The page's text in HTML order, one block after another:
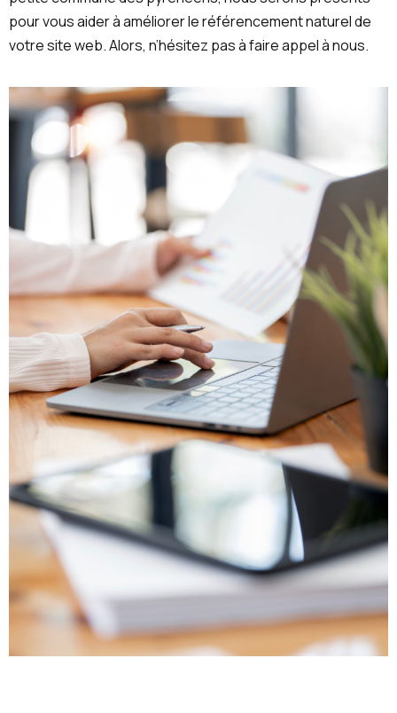
pour vous aider à améliorer le référencement naturel de
votre site web. Alors, n’hésitez pas à faire appel à nous.